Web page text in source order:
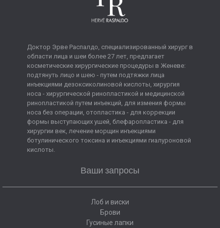
Доктор Эрве Распалдо, специализированный хирург в
области лица и шеи более 27 лет, предлагает
косметические хирургические процедуры в Женеве:
подтянуть лицо и шею - путем подтяжки лица
инъекциями дезоксиколиновой кислоты, хирургия
носа - хирургической ринопластикой и медицинской
ринопластикой путем инъекций, для измения формы
носа без операции, отопластика - для коррекции
формы выступающих ушей, блефаропластика - для
хирургии век, лечение морщин инъекциями
ботулинического токсина и инъекциями гиалуроновой
кислоты.
Ваши запросы
Лоб и виски
Брови
Гусиные лапки